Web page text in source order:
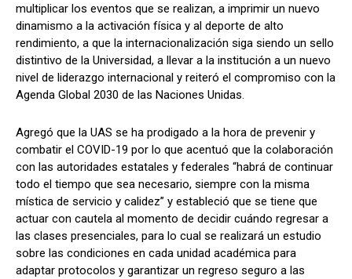
multiplicar los eventos que se realizan, a imprimir un nuevo
dinamismo a la activación física y al deporte de alto
rendimiento, a que la internacionalización siga siendo un sello
distintivo de la Universidad, a llevar a la institución a un nuevo
nivel de liderazgo internacional y reiteró el compromiso con la
Agenda Global 2030 de las Naciones Unidas.
Agregó que la UAS se ha prodigado a la hora de prevenir y
combatir el COVID-19 por lo que acentuó que la colaboración
con las autoridades estatales y federales “habrá de continuar
todo el tiempo que sea necesario, siempre con la misma
mística de servicio y calidez” y estableció que se tiene que
actuar con cautela al momento de decidir cuándo regresar a
las clases presenciales, para lo cual se realizará un estudio
sobre las condiciones en cada unidad académica para
adaptar protocolos y garantizar un regreso seguro a las